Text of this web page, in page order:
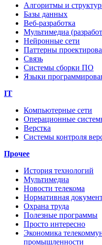
Алгоритмы и
Базы данных
Веб-разработка
Мультимедиа
Нейронные сети
Паттерны
Связь
Системы сборки ПО
Языки
IT
Компьютерные сети
Операционные
Верстка
Системы контроля
Прочее
История технологий
Мультимедиа
Новости телекома
Нормативная
Охрана труда
Полезные программы
Просто интересно
Экономика
промышленности